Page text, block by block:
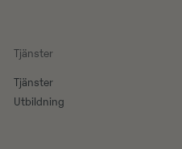
Tjänster
Tjänster
Utbildning